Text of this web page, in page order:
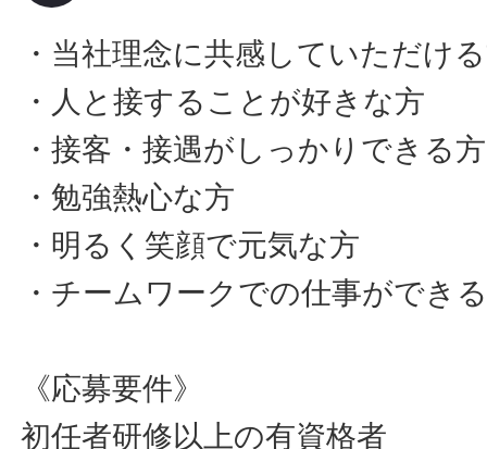
・当社理念に共感していただけ
・人と接することが好きな方
・接客・接遇がしっかりできる方
・勉強熱心な方
・明るく笑顔で元気な方
・チームワークでの仕事ができ
《応募要件》
初任者研修以上の有資格者